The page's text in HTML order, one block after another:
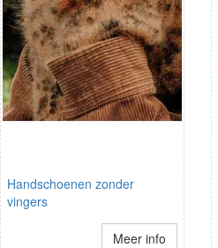
Handschoenen zonder
vingers
Meer info